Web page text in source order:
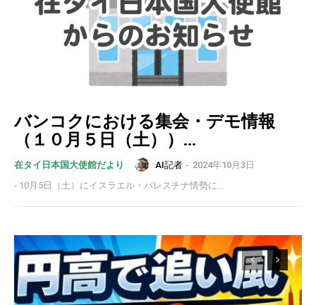
バンコクにおける集会・デモ情報
（１０月５日（土））...
在タイ日本国大使館だより AI記者 - 2024年10月3日
- 10月5日（土）にイスラエル・パレスチナ情勢に...